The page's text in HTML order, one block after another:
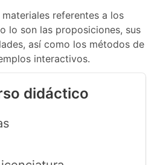
referentes a los
lo son las proposiciones, sus
así como los métodos de
interactivos.
didáctico